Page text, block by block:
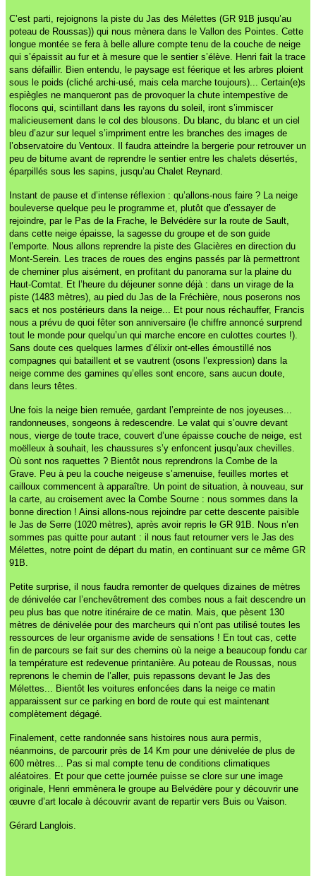
C’est parti, rejoignons la piste du Jas des Mélettes (GR 91B jusqu’au
poteau de Roussas)) qui nous mènera dans le Vallon des Pointes. Cette
longue montée se fera à belle allure compte tenu de la couche de neige
qui s’épaissit au fur et à mesure que le sentier s’élève. Henri fait la trace
sans défaillir. Bien entendu, le paysage est féerique et les arbres ploient
sous le poids (cliché archi-usé, mais cela marche toujours)... Certain(e)s
espiègles ne manqueront pas de provoquer la chute intempestive de
flocons qui, scintillant dans les rayons du soleil, iront s’immiscer
malicieusement dans le col des blousons. Du blanc, du blanc et un ciel
bleu d’azur sur lequel s’impriment entre les branches des images de
l’observatoire du Ventoux. Il faudra atteindre la bergerie pour retrouver un
peu de bitume avant de reprendre le sentier entre les chalets désertés,
éparpillés sous les sapins, jusqu’au Chalet Reynard.
Instant de pause et d’intense réflexion : qu’allons-nous faire ? La neige
bouleverse quelque peu le programme et, plutôt que d’essayer de
rejoindre, par le Pas de la Frache, le Belvédère sur la route de Sault,
dans cette neige épaisse, la sagesse du groupe et de son guide
l’emporte. Nous allons reprendre la piste des Glacières en direction du
Mont-Serein. Les traces de roues des engins passés par là permettront
de cheminer plus aisément, en profitant du panorama sur la plaine du
Haut-Comtat. Et l’heure du déjeuner sonne déjà : dans un virage de la
piste (1483 mètres), au pied du Jas de la Fréchière, nous poserons nos
sacs et nos postérieurs dans la neige... Et pour nous réchauffer, Francis
nous a prévu de quoi fêter son anniversaire (le chiffre annoncé surprend
tout le monde pour quelqu’un qui marche encore en culottes courtes !).
Sans doute ces quelques larmes d’élixir ont-elles émoustillé nos
compagnes qui bataillent et se vautrent (osons l’expression) dans la
neige comme des gamines qu’elles sont encore, sans aucun doute,
dans leurs têtes.
Une fois la neige bien remuée, gardant l’empreinte de nos joyeuses...
randonneuses, songeons à redescendre. Le valat qui s’ouvre devant
nous, vierge de toute trace, couvert d’une épaisse couche de neige, est
moëlleux à souhait, les chaussures s’y enfoncent jusqu’aux chevilles.
Où sont nos raquettes ? Bientôt nous reprendrons la Combe de la
Grave. Peu à peu la couche neigeuse s’amenuise, feuilles mortes et
cailloux commencent à apparaître. Un point de situation, à nouveau, sur
la carte, au croisement avec la Combe Sourne : nous sommes dans la
bonne direction ! Ainsi allons-nous rejoindre par cette descente paisible
le Jas de Serre (1020 mètres), après avoir repris le GR 91B. Nous n’en
sommes pas quitte pour autant : il nous faut retourner vers le Jas des
Mélettes, notre point de départ du matin, en continuant sur ce même GR
91B.
Petite surprise, il nous faudra remonter de quelques dizaines de mètres
de dénivelée car l’enchevêtrement des combes nous a fait descendre un
peu plus bas que notre itinéraire de ce matin. Mais, que pèsent 130
mètres de dénivelée pour des marcheurs qui n’ont pas utilisé toutes les
ressources de leur organisme avide de sensations ! En tout cas, cette
fin de parcours se fait sur des chemins où la neige a beaucoup fondu car
la température est redevenue printanière. Au poteau de Roussas, nous
reprenons le chemin de l’aller, puis repassons devant le Jas des
Mélettes... Bientôt les voitures enfoncées dans la neige ce matin
apparaissent sur ce parking en bord de route qui est maintenant
complètement dégagé.
Finalement, cette randonnée sans histoires nous aura permis,
néanmoins, de parcourir près de 14 Km pour une dénivelée de plus de
600 mètres... Pas si mal compte tenu de conditions climatiques
aléatoires. Et pour que cette journée puisse se clore sur une image
originale, Henri emmènera le groupe au Belvédère pour y découvrir une
œuvre d’art locale à découvrir avant de repartir vers Buis ou Vaison.
Gérard Langlois.